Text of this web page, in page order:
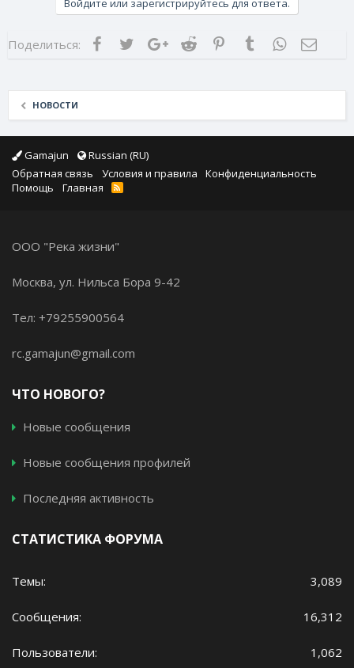
Поделиться: FacebookTwitterGoogle+
Reddit Pinterest
TumblrWhatsApp
НОВОСТИ
Gamajun
Russian (RU)
Обратная связь
Условия и правила
Конфиденциальность
Помощь
Главная
ООО "Река жизни"
Москва, ул. Нильса Бора 9-42
Тел: +79255900564
rc.gamajun@gmail.com
ЧТО НОВОГО?
Новые сообщения
Новые сообщения профилей
Последняя активность
СТАТИСТИКА ФОРУМА
Темы 3,089
Сообщения 16,312
Пользователи 1,062